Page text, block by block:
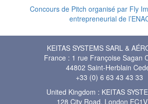
Concours de Pitch organisé par Fly
entrepreneurial de
KEITAS SYSTEMS SARL &
France : 1 rue Françoise Sagan
44802 Saint-Herblain
+33 (0) 6 63 43 43 33
United Kingdom : KEITAS
128 City Road, London